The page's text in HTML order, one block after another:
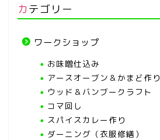
カテゴリー
ワークショップ
お味噌仕込み
アースオーブン＆かまど作り
ウッド＆バンブークラフト
コマ回し
スパイスカレー作り
ダーニング（衣服修繕）